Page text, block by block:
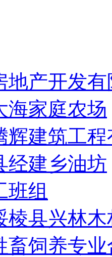
地产开发
海家庭农场
辉建筑工
经建乡油坊
班组
棱县兴林
畜饲养专